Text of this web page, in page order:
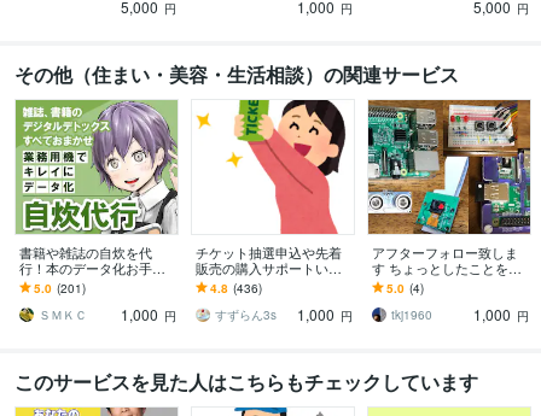
5,000 円 1,000 円 5,000 円
その他（住まい・美容・生活相談）の関連サービス
書籍や雑誌の自炊を代
行！本のデータ化お手伝
いします オプション無料
対応、業務用断裁機とス
キャナでプロの仕上がり
5.0 (201)
ＳＭＫＣ
1,000 円
チケット抽選申込や先着
販売の購入サポートいた
します 申込口数の必要な
方、チケ発が出来ない方
は是非ご連絡下さい。
4.8 (436)
すずらん3s
1,000 円
アフターフォロー致しま
す ちょっとしたことを気
軽に問い合わせ
5.0 (4)
tkj1960
1,000 円
このサービスを見た人はこちらもチェックしています